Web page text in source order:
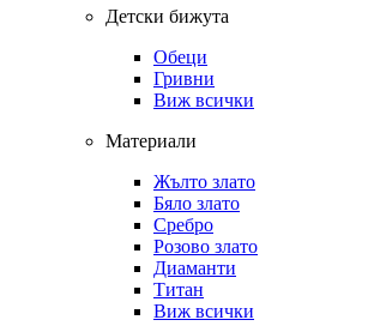
Детски бижута
Обеци
Гривни
Виж всички
Материали
Жълто злато
Бяло злато
Сребро
Розово злато
Диаманти
Титан
Виж всички